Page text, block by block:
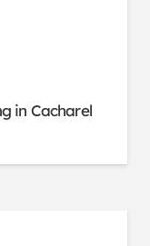
in Cacharel